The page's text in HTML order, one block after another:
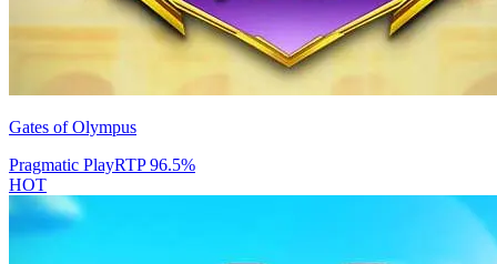
Gates of Olympus
Pragmatic PlayRTP96.5%
HOT